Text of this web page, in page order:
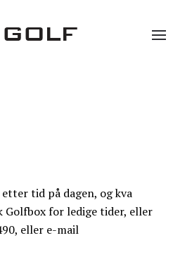
tid på dagen, og kva
Golfbox for ledige tider, eller
eller e-mail